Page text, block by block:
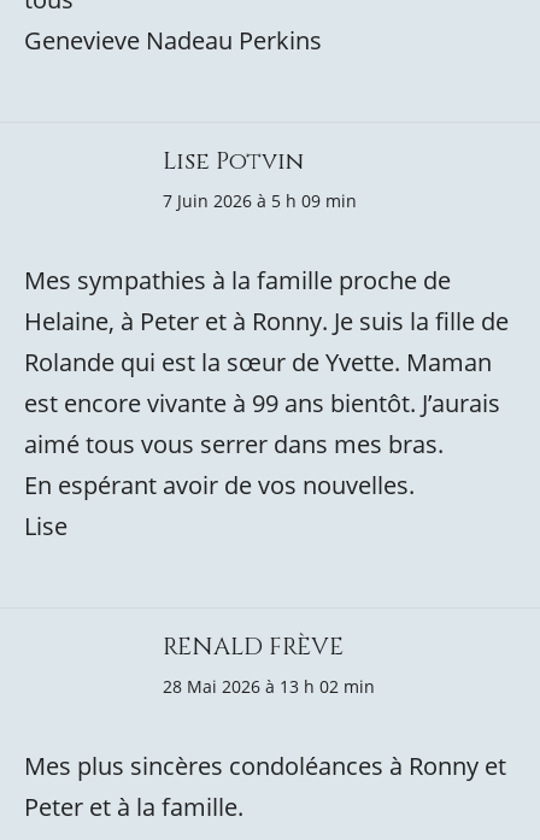
Genevieve Nadeau Perkins
Lise Potvin
7 Juin 2026 à 5 h 09 min
Mes sympathies à la famille proche de
Helaine, à Peter et à Ronny. Je suis la fille de
Rolande qui est la sœur de Yvette. Maman
est encore vivante à 99 ans bientôt. J’aurais
aimé tous vous serrer dans mes bras.
En espérant avoir de vos nouvelles.
Lise
RENALD FRÈVE
28 Mai 2026 à 13 h 02 min
Mes plus sincères condoléances à Ronny et
Peter et à la famille.